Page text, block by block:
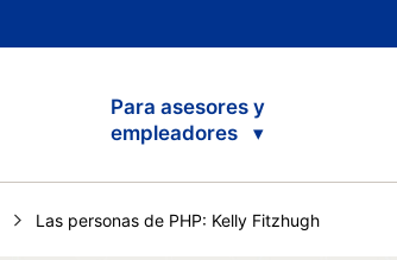
Para asesores y
empleadores
Current:
Las personas de PHP: Kelly Fitzhugh